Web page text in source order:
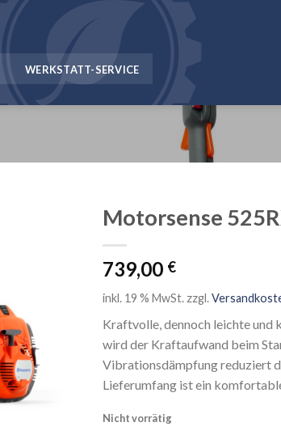
WERKSTATT-SERVICE
Motorsense
739,00 €
inkl. 19 % MwSt. zzgl.
Kraftvolle, dennoch leichte
wird der Kraftaufwand beim
Vibrationsdämpfung reduziert
Lieferumfang ist ein
Nicht vorrätig